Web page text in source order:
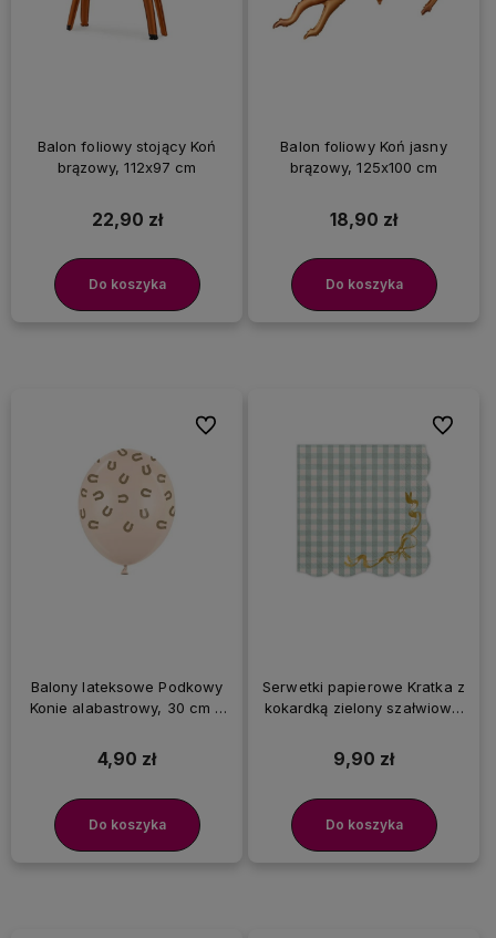
Balon foliowy stojący Koń
brązowy, 112x97 cm
22,90 zł
Do koszyka
Balon foliowy Koń jasny
brązowy, 125x100 cm
18,90 zł
Do koszyka
Balony lateksowe Podkowy
Konie alabastrowy, 30 cm 3
4,90 zł
Do koszyka
Do ulubionych
Serwetki papierowe Kratka z
kokardką zielony szałwiowy,
9,90 zł
Do koszyka
Do